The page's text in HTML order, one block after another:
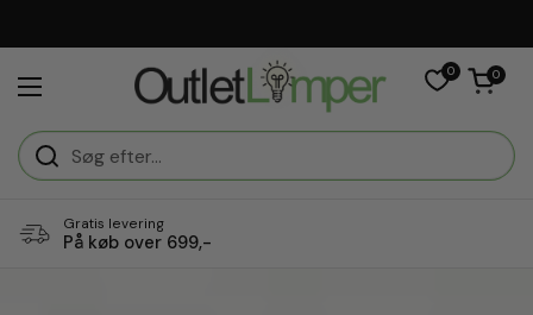
Åbn menuen
0 Åben vogn
0
Gratis levering
På køb over 699,-